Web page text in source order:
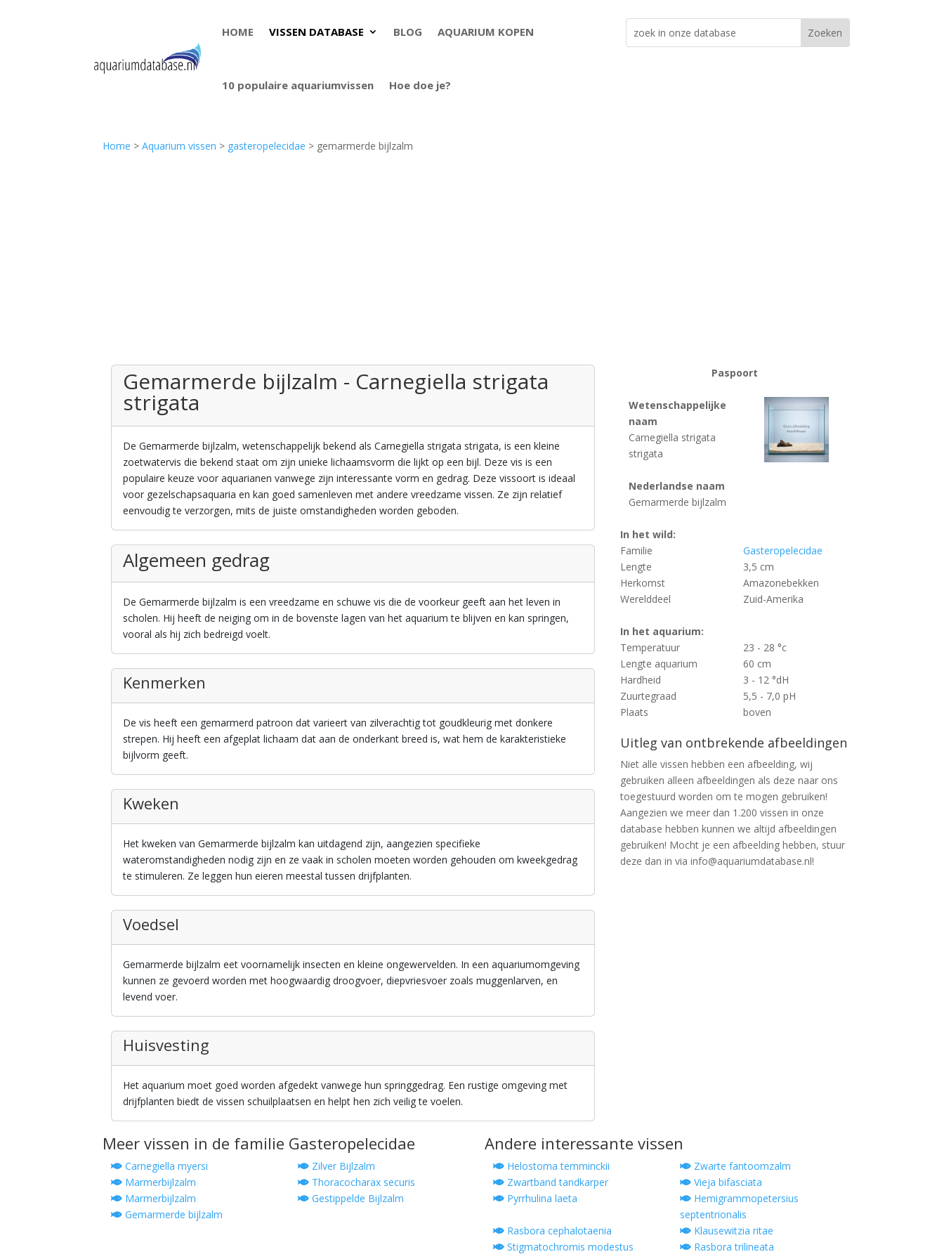
HOME VISSEN DATABASE BLOG AQUARIUM KOPEN
10 populaire aquariumvissen Hoe doe je?
Home >Aquarium vissen > gasteropelecidae > gemarmerde bijlzalm
Paspoort
Wetenschappelijke
naam
Carnegiella strigata
strigata
Nederlandse naam
Gemarmerde bijlzalm
In het wild:
Familie
Gasteropelecidae
Lengte
3,5 cm
Herkomst
Amazonebekken
Werelddeel
Zuid-Amerika
In het aquarium:
Temperatuur
23 - 28 °c
Lengte aquarium
60 cm
Hardheid
3 - 12 °dH
Zuurtegraad
5,5 - 7,0 pH
Plaats
boven
Uitleg van ontbrekende afbeeldingen
Niet alle vissen hebben een afbeelding, wij
gebruiken alleen afbeeldingen als deze naar ons
toegestuurd worden om te mogen gebruiken!
Aangezien we meer dan 1.200 vissen in onze
database hebben kunnen we altijd afbeeldingen
gebruiken! Mocht je een afbeelding hebben, stuur
deze dan in via info@aquariumdatabase.nl!
Gemarmerde bijlzalm - Carnegiella strigata
strigata
De Gemarmerde bijlzalm, wetenschappelijk bekend als Carnegiella strigata strigata, is een kleine
zoetwatervis die bekend staat om zijn unieke lichaamsvorm die lijkt op een bijl. Deze vis is een
populaire keuze voor aquarianen vanwege zijn interessante vorm en gedrag. Deze vissoort is ideaal
voor gezelschapsaquaria en kan goed samenleven met andere vreedzame vissen. Ze zijn relatief
eenvoudig te verzorgen, mits de juiste omstandigheden worden geboden.
Algemeen gedrag
De Gemarmerde bijlzalm is een vreedzame en schuwe vis die de voorkeur geeft aan het leven in
scholen. Hij heeft de neiging om in de bovenste lagen van het aquarium te blijven en kan springen,
vooral als hij zich bedreigd voelt.
Kenmerken
De vis heeft een gemarmerd patroon dat varieert van zilverachtig tot goudkleurig met donkere
strepen. Hij heeft een afgeplat lichaam dat aan de onderkant breed is, wat hem de karakteristieke
bijlvorm geeft.
Kweken
Het kweken van Gemarmerde bijlzalm kan uitdagend zijn, aangezien specifieke
wateromstandigheden nodig zijn en ze vaak in scholen moeten worden gehouden om kweekgedrag
te stimuleren. Ze leggen hun eieren meestal tussen drijfplanten.
Voedsel
Gemarmerde bijlzalm eet voornamelijk insecten en kleine ongewervelden. In een aquariumomgeving
kunnen ze gevoerd worden met hoogwaardig droogvoer, diepvriesvoer zoals muggenlarven, en
levend voer.
Huisvesting
Het aquarium moet goed worden afgedekt vanwege hun springgedrag. Een rustige omgeving met
drijfplanten biedt de vissen schuilplaatsen en helpt hen zich veilig te voelen.
Meer vissen in de familie Gasteropelecidae
Carnegiella myersi
Zilver Bijlzalm
Marmerbijlzalm
Thoracocharax securis
Marmerbijlzalm
Gestippelde Bijlzalm
Gemarmerde bijlzalm
Andere interessante vissen
Helostoma temminckii
Zwarte fantoomzalm
Zwartband tandkarper
Vieja bifasciata
Pyrrhulina laeta
Hemigrammopetersius
septentrionalis
Rasbora cephalotaenia
Klausewitzia ritae
Stigmatochromis modestus
Rasbora trilineata